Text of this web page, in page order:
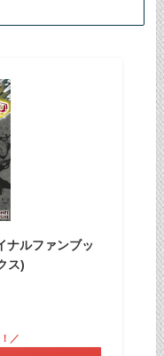
ナルファンブッ
ス)
／